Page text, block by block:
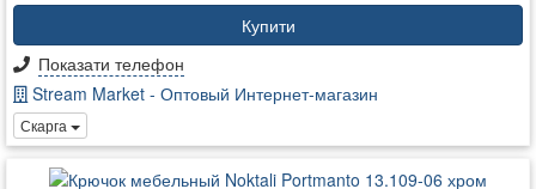
Купити
Показати телефон
Stream Market - Оптовый Интернет-магазин
Скарга